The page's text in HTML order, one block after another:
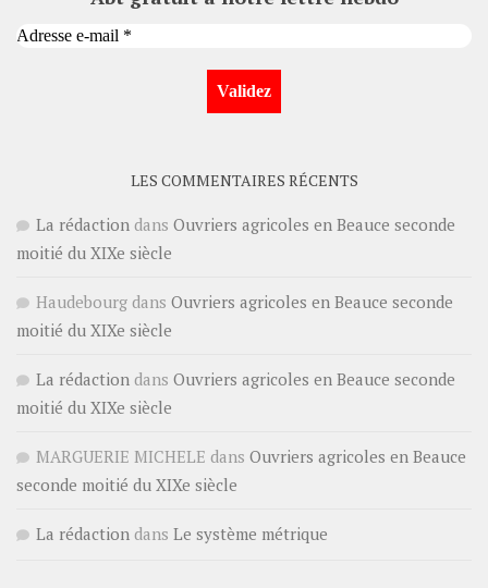
LES COMMENTAIRES RÉCENTS
La rédaction dans Ouvriers agricoles en Beauce seconde
moitié du XIXe siècle
Haudebourg dans Ouvriers agricoles en Beauce seconde
moitié du XIXe siècle
La rédaction dans Ouvriers agricoles en Beauce seconde
moitié du XIXe siècle
MARGUERIE MICHELE dans Ouvriers agricoles en Beauce
seconde moitié du XIXe siècle
La rédaction dans Le système métrique